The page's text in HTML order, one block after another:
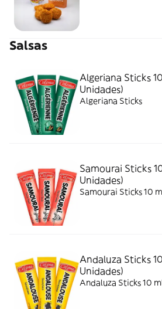
Salsas
Algeriana Sticks
Unidades)
Algeriana Sticks
Samourai Sticks
Unidades)
Samourai Sticks 10
Andaluza Sticks
Unidades)
Andaluza Sticks 10